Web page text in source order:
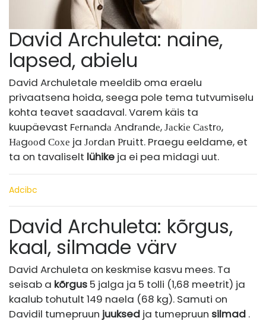
David Archuleta: naine,
lapsed, abielu
David Archuletale meeldib oma eraelu
privaatsena hoida, seega pole tema tutvumiselu
kohta teavet saadaval. Varem käis ta
kuupäevast Fеrnаndа Аndrаndе, Јасkіе Саѕtrо,
Наgооd Сохе ja Јоrdаn Рruіtt. Praegu eeldame, et
ta on tavaliselt lühike ja ei pea midagi uut.
Adcibc
David Archuleta: kõrgus,
kaal, silmade värv
David Archuleta on keskmise kasvu mees. Ta
seisab a kõrgus 5 jalga ja 5 tolli (1,68 meetrit) ja
kaalub tohutult 149 naela (68 kg). Samuti on
Davidil tumepruun juuksed ja tumepruun silmad .